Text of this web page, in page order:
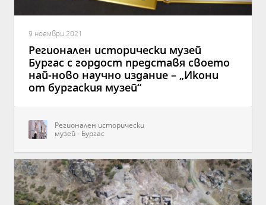
9 ноември 2021
Регионален исторически музей
Бургас с гордост представя своето
най-ново научно издание – „Икони
от бургаския музей“
Регионален исторически
музей - Бургас